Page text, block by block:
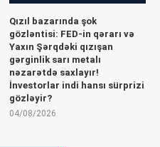
Qızıl bazarında şok
gözləntisi: FED-in qərarı və
Yaxın Şərqdəki qızışan
gərginlik sarı metalı
nəzarətdə saxlayır!
İnvestorlar indi hansı sürprizi
gözləyir?
04/08/2026